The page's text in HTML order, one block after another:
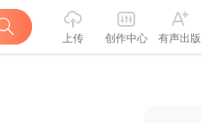
上传 创作中心 有声出版